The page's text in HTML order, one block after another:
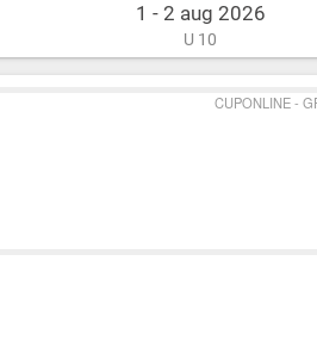
1 - 2 aug 2026
U 10
CUPONLINE -